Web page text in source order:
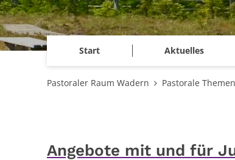
Start Aktuelles
Pastoraler Raum Wadern Pastorale Themen
Angebote mit und für